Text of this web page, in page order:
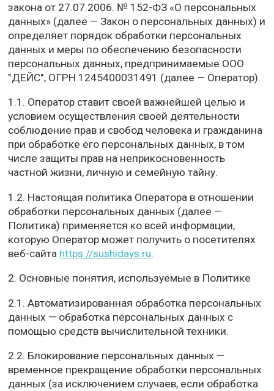
закона от 27.07.2006. № 152-ФЗ «О персональных
данных» (далее — Закон о персональных данных) и
определяет порядок обработки персональных
данных и меры по обеспечению безопасности
персональных данных, предпринимаемые ООО
"ДЕЙС", ОГРН 1245400031491 (далее — Оператор).
1.1. Оператор ставит своей важнейшей целью и
условием осуществления своей деятельности
соблюдение прав и свобод человека и гражданина
при обработке его персональных данных, в том
числе защиты прав на неприкосновенность
частной жизни, личную и семейную тайну.
1.2. Настоящая политика Оператора в отношении
обработки персональных данных (далее —
Политика) применяется ко всей информации,
которую Оператор может получить о посетителях
веб-сайта https://sushidays.ru.
2. Основные понятия, используемые в Политике
2.1. Автоматизированная обработка персональных
данных — обработка персональных данных с
помощью средств вычислительной техники.
2.2. Блокирование персональных данных —
временное прекращение обработки персональных
данных (за исключением случаев, если обработка